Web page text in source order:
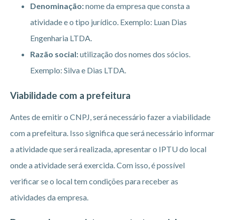
Denominação:nome da empresa que consta a
atividade e o tipo jurídico. Exemplo: Luan Dias
Engenharia LTDA.
Razão social:utilização dos nomes dos sócios.
Exemplo: Silva e Dias LTDA.
Viabilidade com a prefeitura
Antes de emitir o CNPJ, será necessário fazer a viabilidade
com a prefeitura. Isso significa que será necessário informar
a atividade que será realizada, apresentar o IPTU do local
onde a atividade será exercida. Com isso, é possível
verificar se o local tem condições para receber as
atividades da empresa.